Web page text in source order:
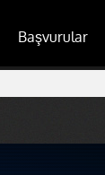
Başvurular